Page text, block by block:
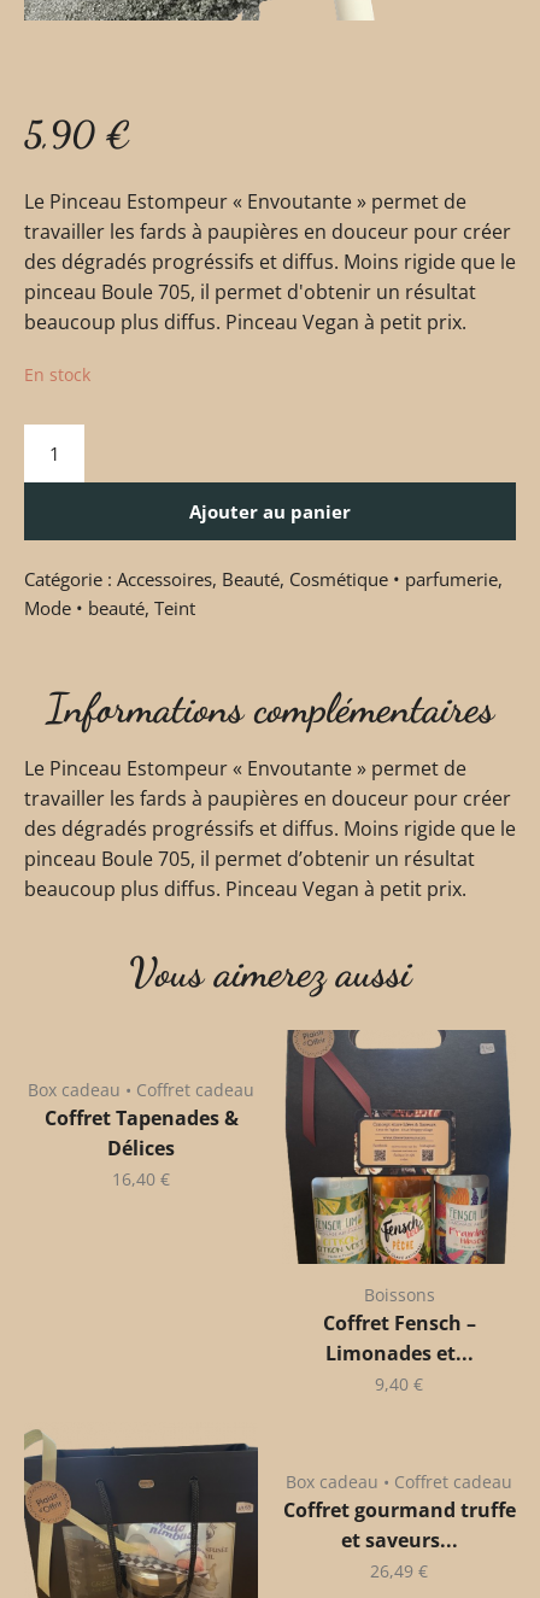
5,90 €
Le Pinceau Estompeur « Envoutante » permet de
travailler les fards à paupières en douceur pour créer
des dégradés progréssifs et diffus. Moins rigide que le
pinceau Boule 705, il permet d'obtenir un résultat
beaucoup plus diffus. Pinceau Vegan à petit prix.
En stock
Ajouter au panier
Catégorie : Accessoires, Beauté, Cosmétique • parfumerie,
Mode • beauté, Teint
Informations complémentaires
Le Pinceau Estompeur « Envoutante » permet de
travailler les fards à paupières en douceur pour créer
des dégradés progréssifs et diffus. Moins rigide que le
pinceau Boule 705, il permet d’obtenir un résultat
beaucoup plus diffus. Pinceau Vegan à petit prix.
Vous aimerez aussi
Box cadeau • Coffret cadeau
Coffret Tapenades &
Délices
16,40 €
Boissons
Coffret Fensch –
Limonades et...
9,40 €
Box cadeau • Coffret cadeau
Coffret gourmand truffe
et saveurs...
26,49 €